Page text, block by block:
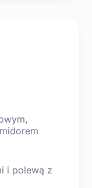
i polewą z